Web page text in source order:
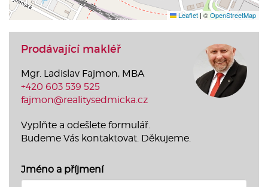
Leaflet | ©OpenStreetMap
Prodávající makléř
Mgr. Ladislav Fajmon, MBA
+420 603 539 525
fajmon@realitysedmicka.cz
Vyplňte a odešlete formulář.
Budeme Vás kontaktovat. Děkujeme.
Jméno a příjmení